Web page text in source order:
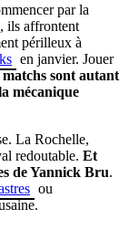
par la
ils affrontent
périlleux à
en janvier. Jouer
matchs sont autant
mécanique
La Rochelle,
redoutable. Et
de Yannick Bru.
ou